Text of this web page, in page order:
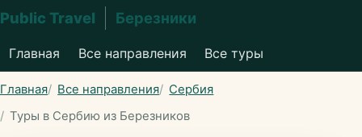
Public Travel Березники
Главная Все направления Все туры
Главная Все направления
Сербия
Туры в Сербию из Березников